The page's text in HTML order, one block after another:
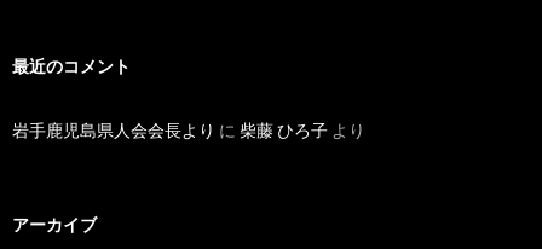
最近のコメント
岩手鹿児島県人会会長より に 柴藤 ひろ子 より
アーカイブ